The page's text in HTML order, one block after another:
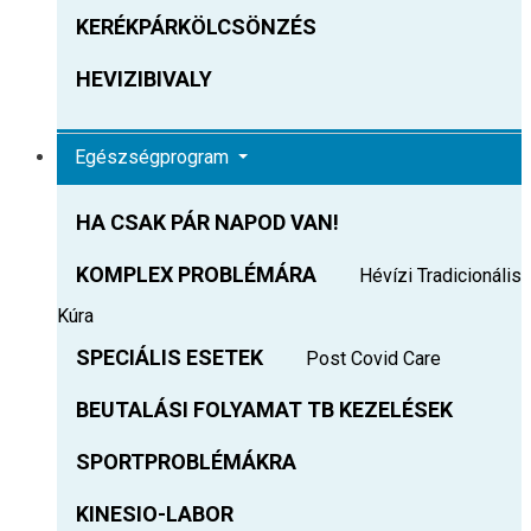
KERÉKPÁRKÖLCSÖNZÉS
HEVIZIBIVALY
Egészségprogram
HA CSAK PÁR NAPOD VAN!
KOMPLEX PROBLÉMÁRA
Hévízi Tradicionális
Kúra
SPECIÁLIS ESETEK Post Covid Care
BEUTALÁSI FOLYAMAT TB KEZELÉSEK
SPORTPROBLÉMÁKRA
KINESIO-LABOR